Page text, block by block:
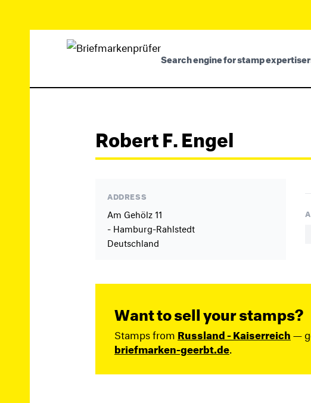
Search engine for stamp
Robert F. Engel
ADDRESS
Am Gehölz 11
- Hamburg-Rahlstedt
Deutschland
Want to sell your stamps?
Stamps from Russland - Kaiserreich—
briefmarken-geerbt.de